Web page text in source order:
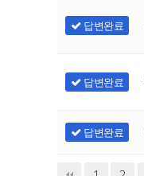
답변완료
답변완료
답변완료